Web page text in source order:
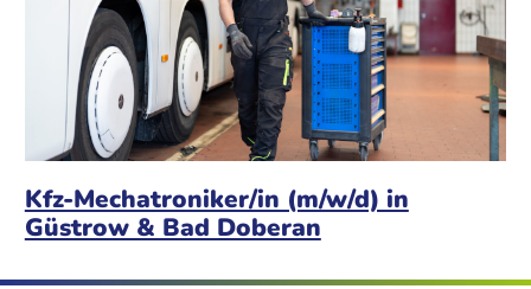
Kfz-Mechatroniker/in (m/w/d) in
Güstrow & Bad Doberan